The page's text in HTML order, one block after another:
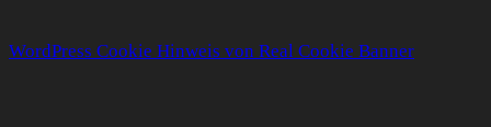
WordPress Cookie Hinweis von Real Cookie Banner